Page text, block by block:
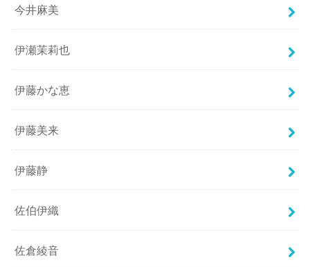
今井麻美
伊瀬茉莉也
伊藤かな恵
伊藤美来
伊藤静
佐伯伊織
佐倉綾音